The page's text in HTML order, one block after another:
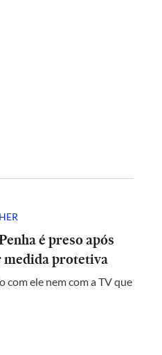
é preso após
protetiva
com ele nem com a TV que